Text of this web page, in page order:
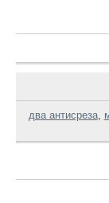
два антисреза,